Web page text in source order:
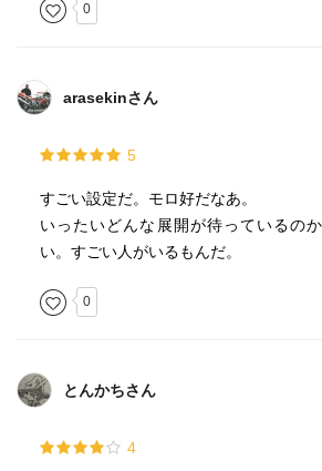
0
arasekinさん
5
すごい設定だ。モロ好だなあ。
いったいどんな展開が待っているの
い。すごい人がいるもんだ。
0
とんかちさん
4